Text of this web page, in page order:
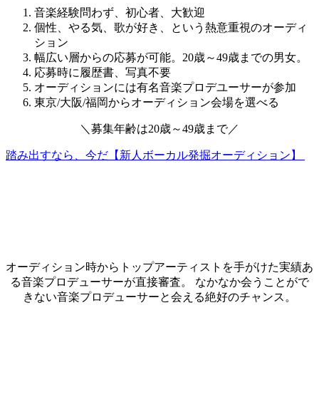
音楽経験問わず、初心者、大歓迎
個性、やる気、歌が好き、という熱意重視のオーディ
ション
幅広い層からの応募が可能。20歳～49歳までの男女。
応募時に履歴書、写真不要
オーディションには有名音楽プロデユーサーが参加
東京/大阪/福岡からオーディション会場を選べる
＼ 募集年齢は20歳～49歳まで／
踏み出すなら、今だ【新人ボーカル発掘オーディション】
オーディション時からトップアーティストを手がけた実績あ
る音楽プロデューサーが直接審査。 なかなか会うことがで
きない音楽プロデューサーと会える絶好のチャンス。